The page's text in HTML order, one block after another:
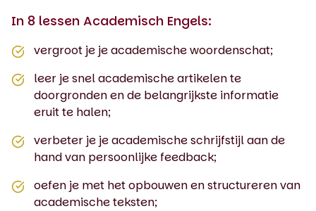
In 8 lessen Academisch Engels:
vergroot je je academische woordenschat;
leer je snel academische artikelen te
doorgronden en de belangrijkste informatie
eruit te halen;
verbeter je je academische schrijfstijl aan de
hand van persoonlijke feedback;
oefen je met het opbouwen en structureren van
academische teksten;